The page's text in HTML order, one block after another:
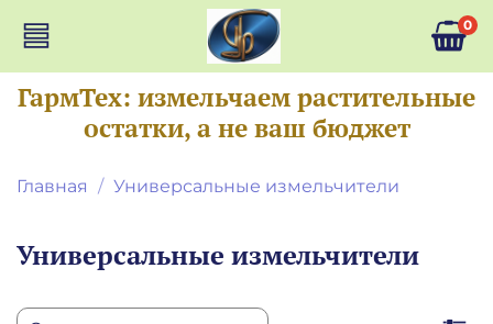
0
ГармТех: измельчаем растительные
остатки, а не ваш бюджет
Главная Универсальные измельчители
Универсальные измельчители